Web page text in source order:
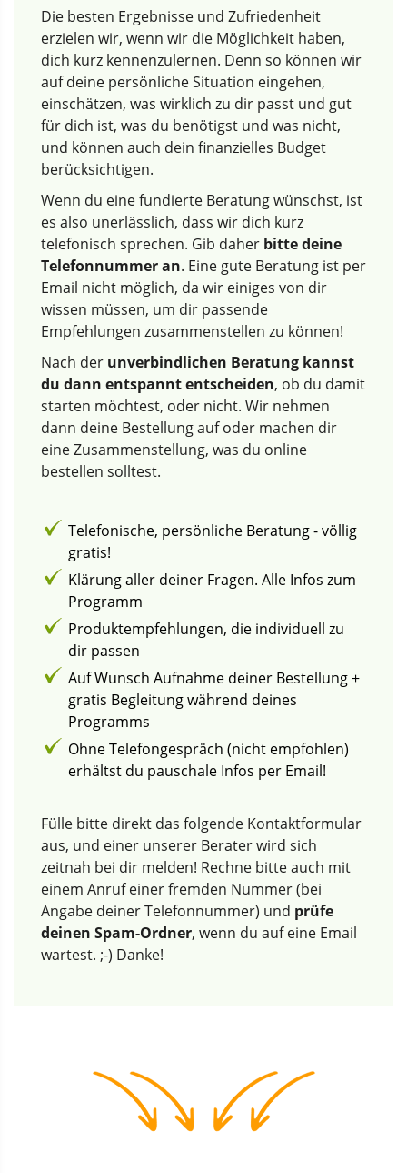
Die besten Ergebnisse und Zufriedenheit
erzielen wir, wenn wir die Möglichkeit haben,
dich kurz kennenzulernen. Denn so können wir
auf deine persönliche Situation eingehen,
einschätzen, was wirklich zu dir passt und gut
für dich ist, was du benötigst und was nicht,
und können auch dein finanzielles Budget
berücksichtigen.
Wenn du eine fundierte Beratung wünschst, ist
es also unerlässlich, dass wir dich kurz
telefonisch sprechen. Gib daher bitte deine
Telefonnummer an. Eine gute Beratung ist per
Email nicht möglich, da wir einiges von dir
wissen müssen, um dir passende
Empfehlungen zusammenstellen zu können!
Nach der unverbindlichen Beratung kannst
du dann entspannt entscheiden, ob du damit
starten möchtest, oder nicht. Wir nehmen
dann deine Bestellung auf oder machen dir
eine Zusammenstellung, was du online
bestellen solltest.
Telefonische, persönliche Beratung - völlig
gratis!
Klärung aller deiner Fragen. Alle Infos zum
Programm
Produktempfehlungen, die individuell zu
dir passen
Auf Wunsch Aufnahme deiner Bestellung +
gratis Begleitung während deines
Programms
Ohne Telefongespräch (nicht empfohlen)
erhältst du pauschale Infos per Email!
Fülle bitte direkt das folgende Kontaktformular
aus, und einer unserer Berater wird sich
zeitnah bei dir melden! Rechne bitte auch mit
einem Anruf einer fremden Nummer (bei
Angabe deiner Telefonnummer) und prüfe
deinen Spam-Ordner, wenn du auf eine Email
wartest. ;-) Danke!